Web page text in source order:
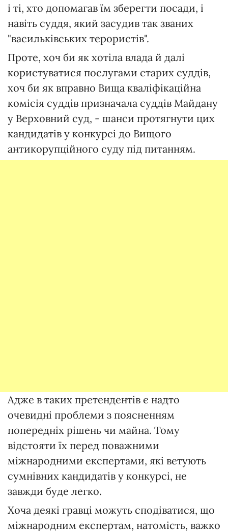
і ті, хто допомагав їм зберегти посади, і
навіть суддя, який засудив так званих
"васильківських терористів".
Проте, хоч би як хотіла влада й далі
користуватися послугами старих суддів,
хоч би як вправно Вища кваліфікаційна
комісія суддів призначала суддів Майдану
у Верховний суд, - шанси протягнути цих
кандидатів у конкурсі до Вищого
антикорупційного суду під питанням.
Адже в таких претендентів є надто
очевидні проблеми з поясненням
попередніх рішень чи майна. Тому
відстояти їх перед поважними
міжнародними експертами, які ветують
сумнівних кандидатів у конкурсі, не
завжди буде легко.
Хоча деякі гравці можуть сподіватися, що
міжнародним експертам, натомість, важко